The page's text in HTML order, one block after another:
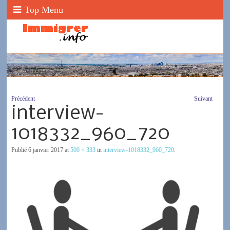
Top Menu
Précédent Suivant
interview-
1018332_960_720
Publié 6 janvier 2017at 500 × 333in interview-1018332_960_720.